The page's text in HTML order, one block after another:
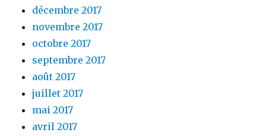
décembre 2017
novembre 2017
octobre 2017
septembre 2017
août 2017
juillet 2017
mai 2017
avril 2017